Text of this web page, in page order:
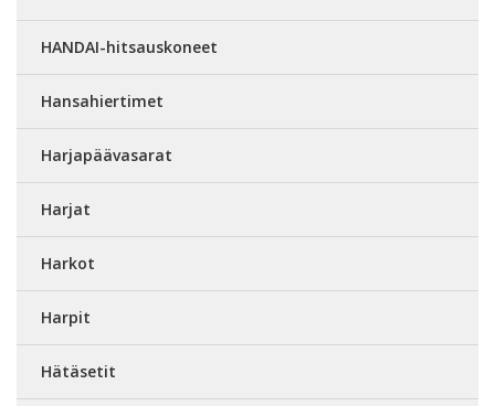
HANDAI-hitsauskoneet
Hansahiertimet
Harjapäävasarat
Harjat
Harkot
Harpit
Hätäsetit